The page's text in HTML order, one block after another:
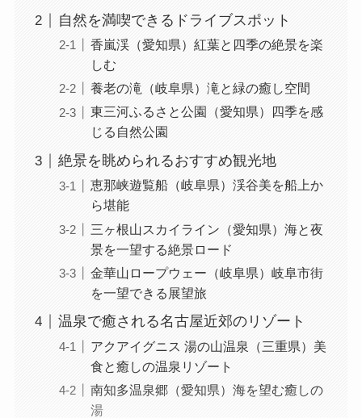
自然を満喫できるドライブスポット
香嵐渓（愛知県）紅葉と四季の絶景を楽
しむ
養老の滝（岐阜県）滝と緑の癒し空間
東三河ふるさと公園（愛知県）四季を感
じる自然公園
絶景を眺められるおすすめ観光地
恵那峡遊覧船（岐阜県）渓谷美を船上か
ら堪能
三ヶ根山スカイライン（愛知県）海と夜
景を一望する絶景ロード
金華山ロープウェー（岐阜県）岐阜市街
を一望できる展望旅
温泉で癒される名古屋近郊のリゾート
アクアイグニス 湯の山温泉（三重県）美
食と癒しの温泉リゾート
南知多温泉郷（愛知県）海を望む癒しの
湯